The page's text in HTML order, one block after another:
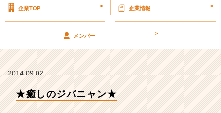
【株
社
の
タ
企業TOP > 企業情報 >
メンバー >
2014.09.02
★癒しのジバニャン★